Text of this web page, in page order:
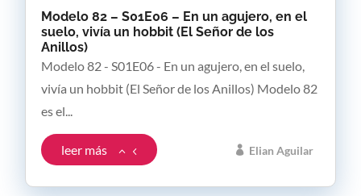
Modelo 82 – S01E06 – En un agujero, en el
suelo, vivía un hobbit (El Señor de los
Anillos)
Elian Aguilar
Modelo 82 - S01E06 - En un agujero, en el suelo,
vivía un hobbit (El Señor de los Anillos) Modelo 82
es el...
leer más